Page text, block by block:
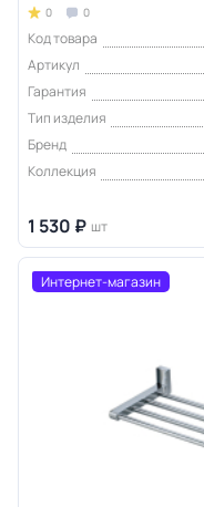
0 0
Код товара
Артикул
Гарантия
Тип изделия
Бренд
Коллекция
1 530 ₽ шт
Интернет-магазин